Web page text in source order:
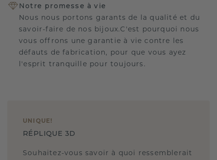
Notre promesse à vie
Nous nous portons garants de la qualité et du
savoir-faire de nos bijoux.C'est pourquoi nous
vous offrons une garantie à vie contre les
défauts de fabrication, pour que vous ayez
l'esprit tranquille pour toujours.
UNIQUE !
RÉPLIQUE 3D
Souhaitez-vous savoir à quoi ressemblerait